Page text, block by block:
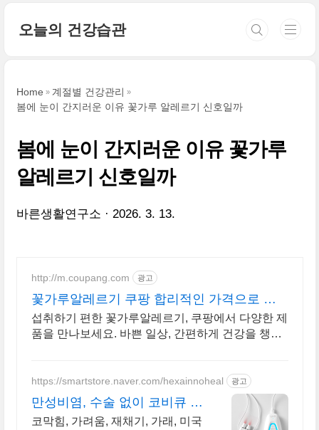
오늘의 건강습관
Home
계절별 건강관리
봄에 눈이 간지러운 이유 꽃가루 알레르기 신호일까
봄에 눈이 간지러운 이유 꽃가루
알레르기 신호일까
바른생활연구소 2026. 3. 13.
http://m.coupang.com 광고
꽃가루알레르기 쿠팡 합리적인 가격으로 관
리하세요
섭취하기 편한 꽃가루알레르기, 쿠팡에서 다양한 제
품을 만나보세요. 바쁜 일상, 간편하게 건강을 챙기
https://smartstore.naver.com/hexainnoheal 광고
만성비염, 수술 없이 코비큐 알
레르기 비염엔 코비큐
코막힘, 가려움, 재채기, 가래, 미국